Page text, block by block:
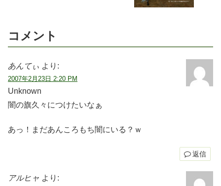
コメント
あんてぃ より:
2007年2月23日 2:20 PM
Unknown
闇の旗久々につけたいなぁ
あっ！まだあんころもち闇にいる？ｗ
返信
アルヒャ より: